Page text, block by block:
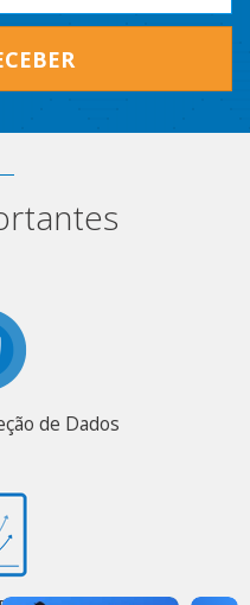
de Dados